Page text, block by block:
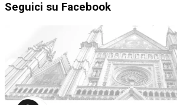
Seguici su Facebook